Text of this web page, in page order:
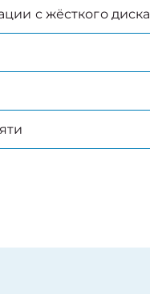
с жёсткого диска